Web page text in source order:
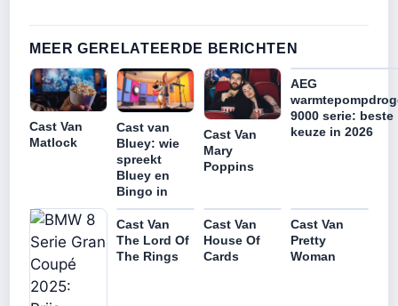
MEER GERELATEERDE BERICHTEN
Cast Van
Matlock
Cast van
Bluey: wie
spreekt
Bluey en
Bingo in
Cast Van
Mary
Poppins
AEG
9000 serie: beste
keuze in 2026
Cast Van
The Lord Of
The Rings
Cast Van
House Of
Cards
Cast Van
Pretty
Woman